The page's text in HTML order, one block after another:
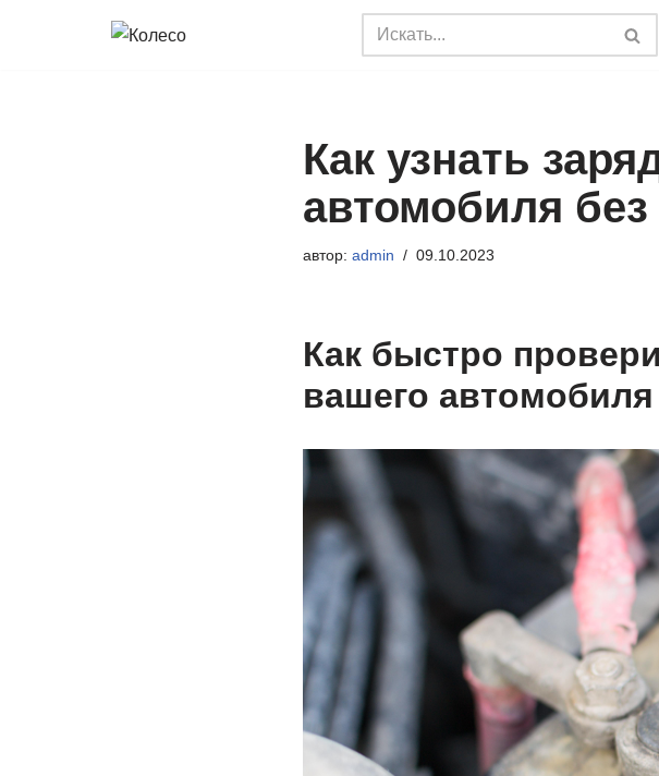
Как узнать
автомобиля
автор: admin 09.10.2023
Как быстро
вашего автомобиля